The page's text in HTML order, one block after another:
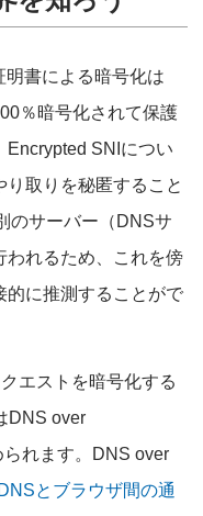
書による暗号化は
％暗号化されて保護
Encrypted SNIについ
取りを秘匿すること
のサーバー（DNSサ
われるため、これを傍
的に推測することがで
エストを暗号化する
DNS over
れます。DNS over
DNSとブラウザ間の通